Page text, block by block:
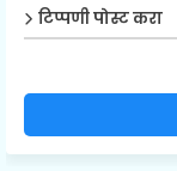
टिप्पणी पोस्ट करा